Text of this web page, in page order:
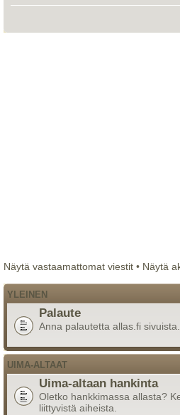
Näytä vastaamattomat viestit • Näytä
YLEINEN
Palaute
Anna palautetta allas.fi sivuista.
UIMA-ALTAAT
Uima-altaan hankinta
Oletko hankkimassa allasta?
liittyvistä aiheista.